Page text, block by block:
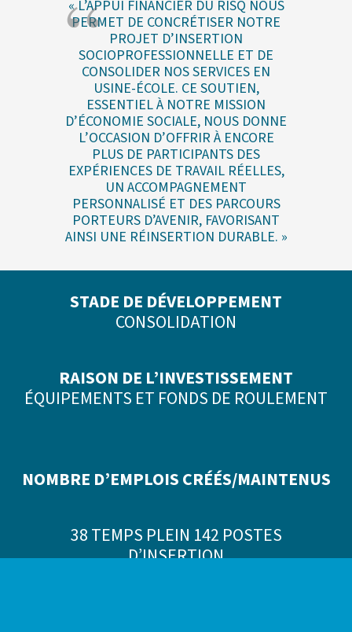
« L’APPUI FINANCIER DU RISQ NOUS
PERMET DE CONCRÉTISER NOTRE
PROJET D’INSERTION
SOCIOPROFESSIONNELLE ET DE
CONSOLIDER NOS SERVICES EN
USINE-ÉCOLE. CE SOUTIEN,
ESSENTIEL À NOTRE MISSION
D’ÉCONOMIE SOCIALE, NOUS DONNE
L’OCCASION D’OFFRIR À ENCORE
PLUS DE PARTICIPANTS DES
EXPÉRIENCES DE TRAVAIL RÉELLES,
UN ACCOMPAGNEMENT
PERSONNALISÉ ET DES PARCOURS
PORTEURS D’AVENIR, FAVORISANT
AINSI UNE RÉINSERTION DURABLE. »
STADE DE DÉVELOPPEMENT
CONSOLIDATION
RAISON DE L’INVESTISSEMENT
ÉQUIPEMENTS ET FONDS DE ROULEMENT
NOMBRE D’EMPLOIS CRÉÉS/MAINTENUS
38 TEMPS PLEIN 142 POSTES
D’INSERTION